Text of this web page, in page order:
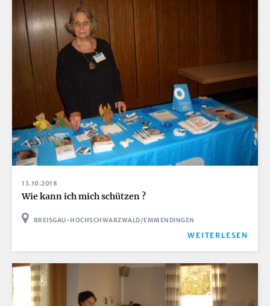
13.10.2018
Wie kann ich mich schützen ?
BREISGAU-HOCHSCHWARZWALD/EMMENDINGEN
WEITERLESEN